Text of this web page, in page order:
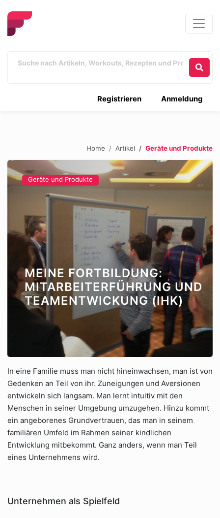
Anmeldung
Registrieren
Home Artikel Geräte und Produkte
Geräte und Produkte
MEINE FORTBILDUNG:
MITARBEITERFÜHRUNG UND
TEAMENTWICKUNG (IHK)
In eine Familie muss man nicht hineinwachsen, man ist von
Gedenken an Teil von ihr. Zuneigungen und Aversionen
entwickeln sich langsam. Man lernt intuitiv mit den
Menschen in seiner Umgebung umzugehen. Hinzu kommt
ein angeborenes Grundvertrauen, das man in seinem
familiären Umfeld im Rahmen seiner kindlichen
Entwicklung mitbekommt. Ganz anders, wenn man Teil
eines Unternehmens wird.
Unternehmen als Spielfeld